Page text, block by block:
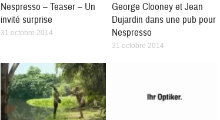
Nespresso – Teaser – Un
invité surprise
31 octobre 2014
George Clooney et Jean
Dujardin dans une pub pour
Nespresso
31 octobre 2014